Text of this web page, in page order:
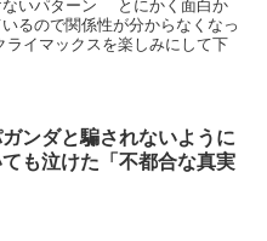
ないパターン とにかく面白か
るので関係性が分からなくなっ
イマックスを楽しみにして下
ンダと騙されないように
も泣けた「不都合な真実